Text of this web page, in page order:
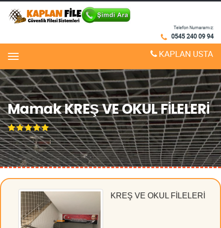
Telefon Numaramız:
0545 240 09 94
Menu KAPLAN USTA
Mamak KREŞ VE OKUL FİLELERİ
KREŞ VE OKUL FİLELERİ